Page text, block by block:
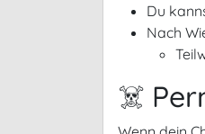
Du
Nach
☠️